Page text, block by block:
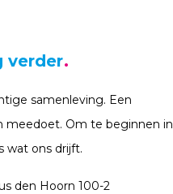
verder
samenleving. Een
meedoet. Om te beginnen in
wat ons drijft.
den Hoorn 100-2